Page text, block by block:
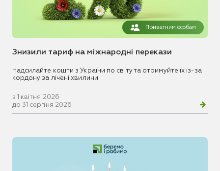
Приватним особам
Знизили тариф на міжнародні перекази
Надсилайте кошти з України по світу та отримуйте їх із-за
кордону за лічені хвилини
з 1 квітня 2026
до 31 серпня 2026